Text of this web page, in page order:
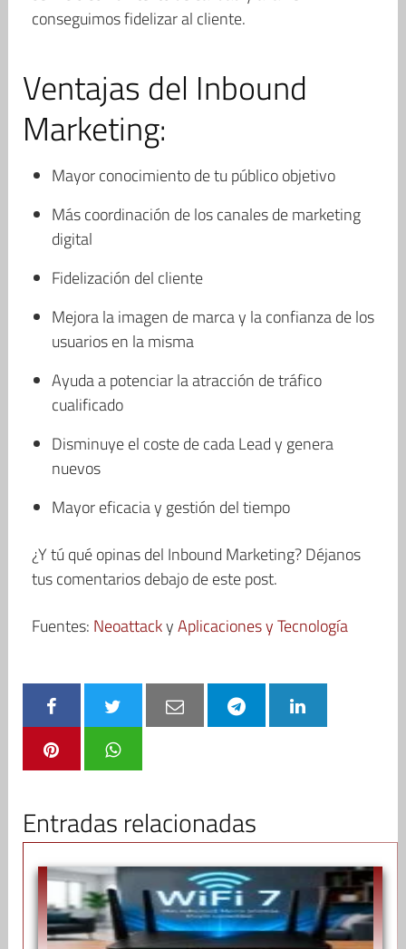
conseguimos fidelizar al cliente.
Ventajas del Inbound
Marketing:
Mayor conocimiento de tu público objetivo
Más coordinación de los canales de marketing
digital
Fidelización del cliente
Mejora la imagen de marca y la confianza de los
usuarios en la misma
Ayuda a potenciar la atracción de tráfico
cualificado
Disminuye el coste de cada Lead y genera
nuevos
Mayor eficacia y gestión del tiempo
¿Y tú qué opinas del Inbound Marketing? Déjanos
tus comentarios debajo de este post.
Fuentes: NeoattackyAplicaciones y Tecnología
Entradas relacionadas